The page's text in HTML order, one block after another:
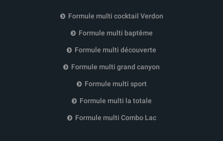
Formule multi cocktail Verdon
Formule multi baptême
Formule multi découverte
Formule multi grand canyon
Formule multi sport
Formule multi la totale
Formule multi Combo Lac